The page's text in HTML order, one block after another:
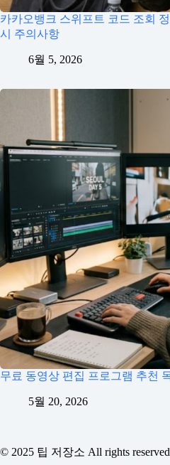
카카오뱅크 스위프트 코드 조회
시 주의사항
6월 5, 2026
무료 동영상 편집 프로그램 추천
5월 20, 2026
© 2025 팁 저장소 All rights reserved